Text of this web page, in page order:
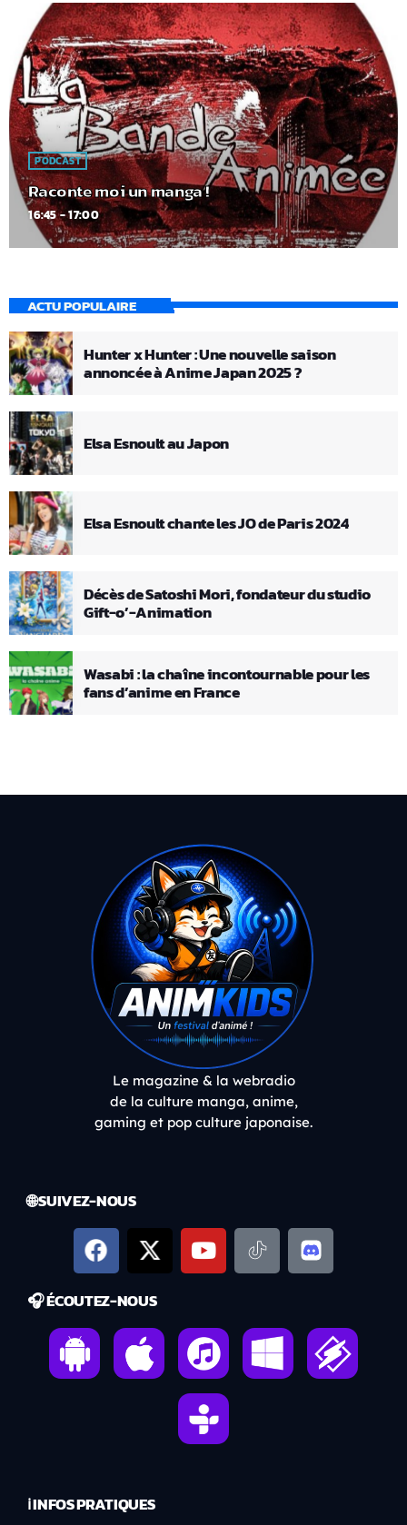
PODCAST
Raconte moi un manga !
16:45 - 17:00
ACTU POPULAIRE
Hunter x Hunter : Une nouvelle saison
annoncée à Anime Japan 2025 ?
Elsa Esnoult au Japon
Elsa Esnoult chante les JO de Paris 2024
Décès de Satoshi Mori, fondateur du studio
Gift-o’-Animation
Wasabi : la chaîne incontournable pour les
fans d’anime en France
Le magazine & la webradio
de la culture manga, anime,
gaming et pop culture japonaise.
🌐 SUIVEZ-NOUS
🎧 ÉCOUTEZ-NOUS
ℹ️ INFOS PRATIQUES